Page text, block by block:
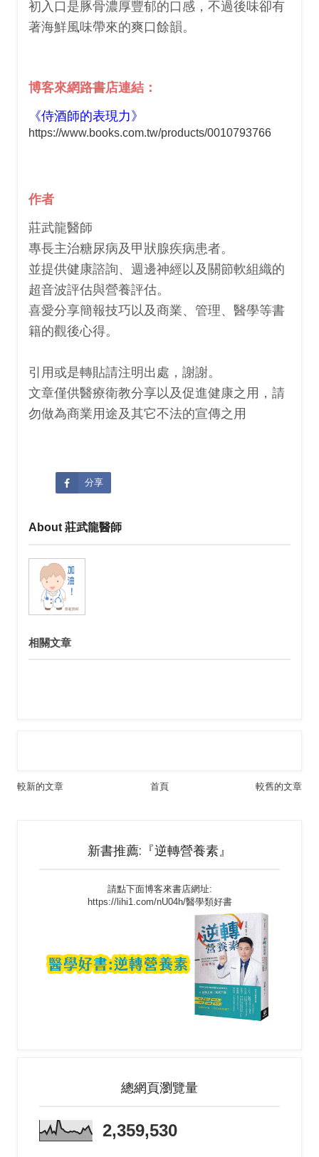
初入口是豚骨濃厚豐郁的口感，不過後味卻有
著海鮮風味帶來的爽口餘韻。
博客來網路書店連結：
《侍酒師的表現力》
https://www.books.com.tw/products/0010793766
作者
莊武龍醫師
專長主治糖尿病及甲狀腺疾病患者。
並提供健康諮詢、週邊神經以及關節軟組織的
超音波評估與營養評估。
喜愛分享簡報技巧以及商業、管理、醫學等書
籍的觀後心得。
引用或是轉貼請注明出處，謝謝。
文章僅供醫療衛教分享以及促進健康之用，請
勿做為商業用途及其它不法的宣傳之用
分享
About 莊武龍醫師
相關文章
較新的文章 較舊的文章
首頁
新書推薦:『逆轉營養素』
請點下面博客來書店網址:
https://lihi1.com/nU04h/醫學類好書
總網頁瀏覽量
2,359,530